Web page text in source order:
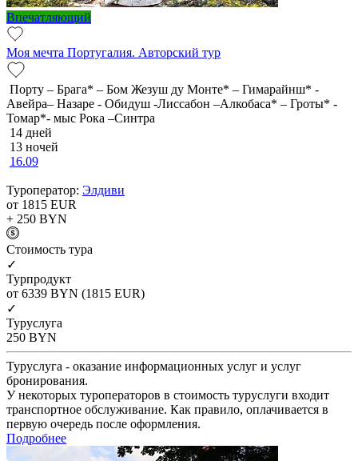
Впечатляющий
Моя мечта Португалия. Авторский тур
Порту – Брага* – Бом Жезуш ду Монте* – Гимарайнш* -
Авейра– Назаре - Обидуш -Лиссабон –Алкобаса* – Гроты* -
Томар*- мыс Рока –Синтра
14 дней
13 ночей
16.09
Туроператор: Элдиви
от 1815 EUR
+ 250 BYN
Cтоимость тура
✓
Турпродукт
от 6339 BYN (1815 EUR)
✓
Туруслуга
250 BYN
Туруслуга - оказание информационных услуг и услуг
бронирования.
У некоторых туроператоров в стоимость туруслуги входит
транспортное обслуживание. Как правило, оплачивается в
первую очередь после оформления.
Подробнее